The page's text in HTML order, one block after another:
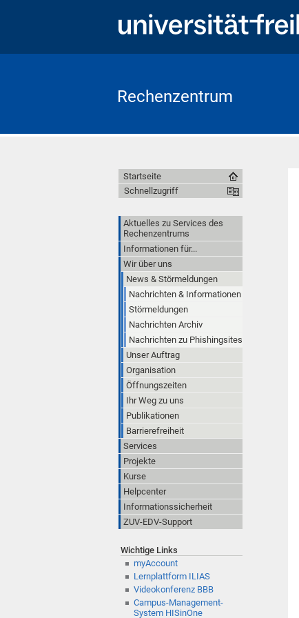
Rechenzentrum
Startseite
Schnellzugriff
Aktuelles zu Services des
Rechenzentrums
Informationen für...
Wir über uns
News & Störmeldungen
Nachrichten & Informationen
Störmeldungen
Nachrichten Archiv
Nachrichten zu Phishingsites
Unser Auftrag
Organisation
Öffnungszeiten
Ihr Weg zu uns
Publikationen
Barrierefreiheit
Services
Projekte
Kurse
Helpcenter
Informationssicherheit
ZUV-EDV-Support
Wichtige Links
myAccount
Lernplattform ILIAS
Videokonferenz BBB
Campus-Management-
System HISinOne